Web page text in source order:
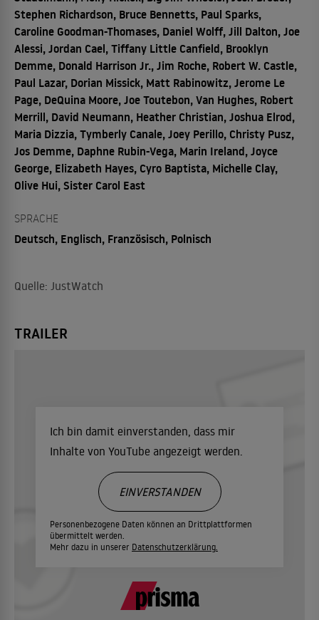
Stephen Richardson, Bruce Bennetts, Paul Sparks,
Caroline Goodman-Thomases, Daniel Wolff, Jill Dalton, Joe
Alessi, Jordan Cael, Tiffany Little Canfield, Brooklyn
Demme, Donald Harrison Jr., Jim Roche, Robert W. Castle,
Paul Lazar, Dorian Missick, Matt Rabinowitz, Jerome Le
Page, DeQuina Moore, Joe Toutebon, Van Hughes, Robert
Merrill, David Neumann, Heather Christian, Joshua Elrod,
Maria Dizzia, Tymberly Canale, Joey Perillo, Christy Pusz,
Jos Demme, Daphne Rubin-Vega, Marin Ireland, Joyce
George, Elizabeth Hayes, Cyro Baptista, Michelle Clay,
Olive Hui, Sister Carol East
SPRACHE
Deutsch, Englisch, Französisch, Polnisch
Quelle: JustWatch
TRAILER
Ich bin damit einverstanden, dass mir
Inhalte von YouTube angezeigt werden.
Personenbezogene Daten können an Drittplattformen
übermittelt werden.
Mehr dazu in unserer Datenschutzerklärung.
EINVERSTANDEN